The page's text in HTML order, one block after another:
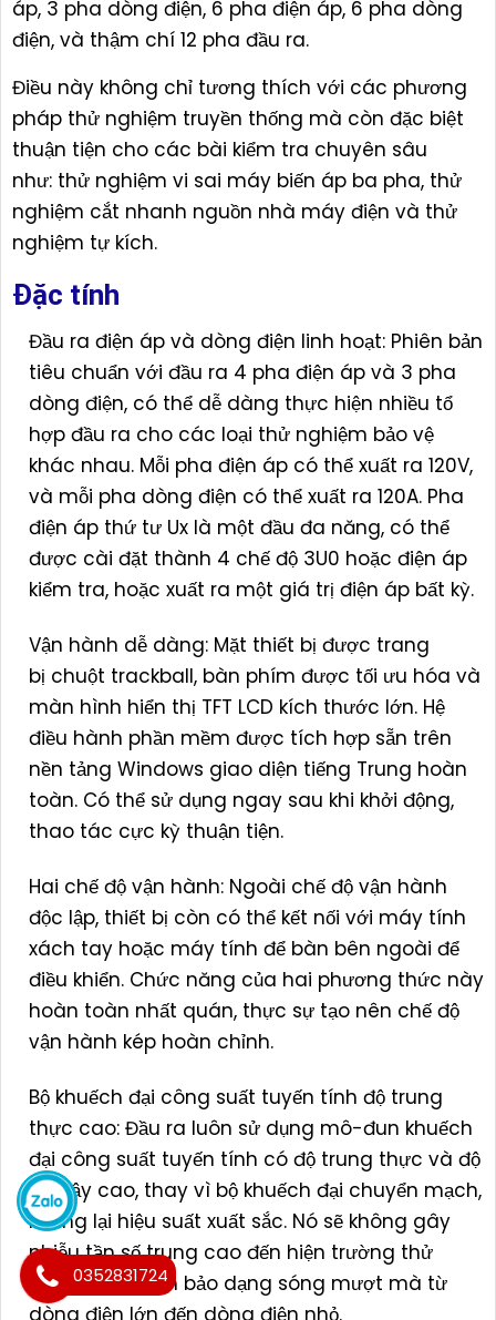
áp, 3 pha dòng điện, 6 pha điện áp, 6 pha dòng
điện, và thậm chí 12 pha đầu ra.
Điều này không chỉ tương thích với các phương
pháp thử nghiệm truyền thống mà còn đặc biệt
thuận tiện cho các bài kiểm tra chuyên sâu
như: thử nghiệm vi sai máy biến áp ba pha, thử
nghiệm cắt nhanh nguồn nhà máy điện và thử
nghiệm tự kích.
Đặc tính
Đầu ra điện áp và dòng điện linh hoạt: Phiên bản
tiêu chuẩn với đầu ra 4 pha điện áp và 3 pha
dòng điện, có thể dễ dàng thực hiện nhiều tổ
hợp đầu ra cho các loại thử nghiệm bảo vệ
khác nhau. Mỗi pha điện áp có thể xuất ra 120V,
và mỗi pha dòng điện có thể xuất ra 120A. Pha
điện áp thứ tư Ux là một đầu đa năng, có thể
được cài đặt thành 4 chế độ 3U0 hoặc điện áp
kiểm tra, hoặc xuất ra một giá trị điện áp bất kỳ.
Vận hành dễ dàng: Mặt thiết bị được trang
bị chuột trackball, bàn phím được tối ưu hóa và
màn hình hiển thị TFT LCD kích thước lớn. Hệ
điều hành phần mềm được tích hợp sẵn trên
nền tảng Windows giao diện tiếng Trung hoàn
toàn. Có thể sử dụng ngay sau khi khởi động,
thao tác cực kỳ thuận tiện.
Hai chế độ vận hành: Ngoài chế độ vận hành
độc lập, thiết bị còn có thể kết nối với máy tính
xách tay hoặc máy tính để bàn bên ngoài để
điều khiển. Chức năng của hai phương thức này
hoàn toàn nhất quán, thực sự tạo nên chế độ
vận hành kép hoàn chỉnh.
Bộ khuếch đại công suất tuyến tính độ trung
thực cao: Đầu ra luôn sử dụng mô-đun khuếch
đại công suất tuyến tính có độ trung thực và độ
tin cậy cao, thay vì bộ khuếch đại chuyển mạch,
mang lại hiệu suất xuất sắc. Nó sẽ không gây
nhiễu tần số trung cao đến hiện trường thử
nghiệm và đảm bảo dạng sóng mượt mà từ
dòng điện lớn đến dòng điện nhỏ.
0352831724